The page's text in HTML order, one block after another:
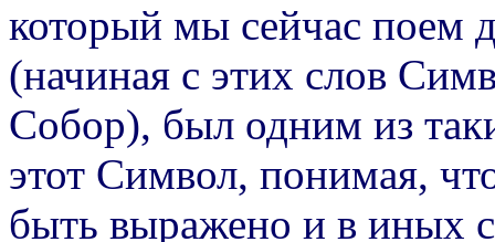
который мы сейчас поем
(начиная с этих слов
Собор), был одним из
этот Символ, понимая,
быть выражено и в иных